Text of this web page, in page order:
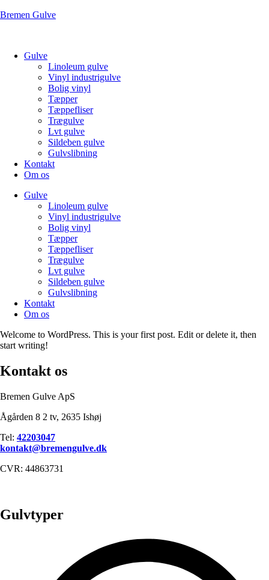
Bremen Gulve
Gulve
Linoleum gulve
Vinyl industrigulve
Bolig vinyl
Tæpper
Tæppefliser
Trægulve
Lvt gulve
Sildeben gulve
Gulvslibning
Kontakt
Om os
Gulve
Linoleum gulve
Vinyl industrigulve
Bolig vinyl
Tæpper
Tæppefliser
Trægulve
Lvt gulve
Sildeben gulve
Gulvslibning
Kontakt
Om os
Welcome to WordPress. This is your first post. Edit or delete it, then
start writing!
Kontakt os
Bremen Gulve ApS
Ågården 8 2 tv, 2635 Ishøj
Tel: 42203047
kontakt@bremengulve.dk
CVR: 44863731
Gulvtyper